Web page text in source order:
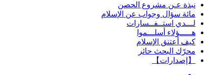
نبذة عـن مشروع الحصن
مائة سؤال وجواب عن الإسلام
لـــدي استــفــسارات
هـــــؤلاء أسلـــموا
كيف أعتنق الإسلام
محرّك البحث حائر
【إصدارات】